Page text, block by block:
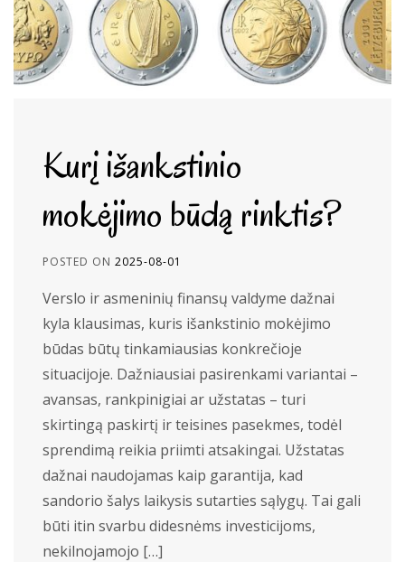
Kurį išankstinio
mokėjimo būdą rinktis?
POSTED ON 2025-08-01
Verslo ir asmeninių finansų valdyme dažnai
kyla klausimas, kuris išankstinio mokėjimo
būdas būtų tinkamiausias konkrečioje
situacijoje. Dažniausiai pasirenkami variantai –
avansas, rankpinigiai ar užstatas – turi
skirtingą paskirtį ir teisines pasekmes, todėl
sprendimą reikia priimti atsakingai. Užstatas
dažnai naudojamas kaip garantija, kad
sandorio šalys laikysis sutarties sąlygų. Tai gali
būti itin svarbu didesnėms investicijoms,
nekilnojamojo […]